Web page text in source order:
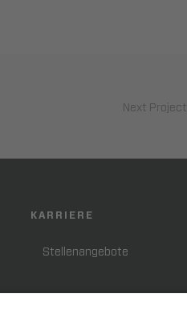
Next Project
KARRIERE
Stellenangebote